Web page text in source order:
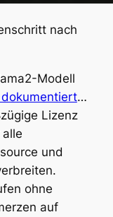
nach
Modell
…
Lizenz
und
ohne
auf